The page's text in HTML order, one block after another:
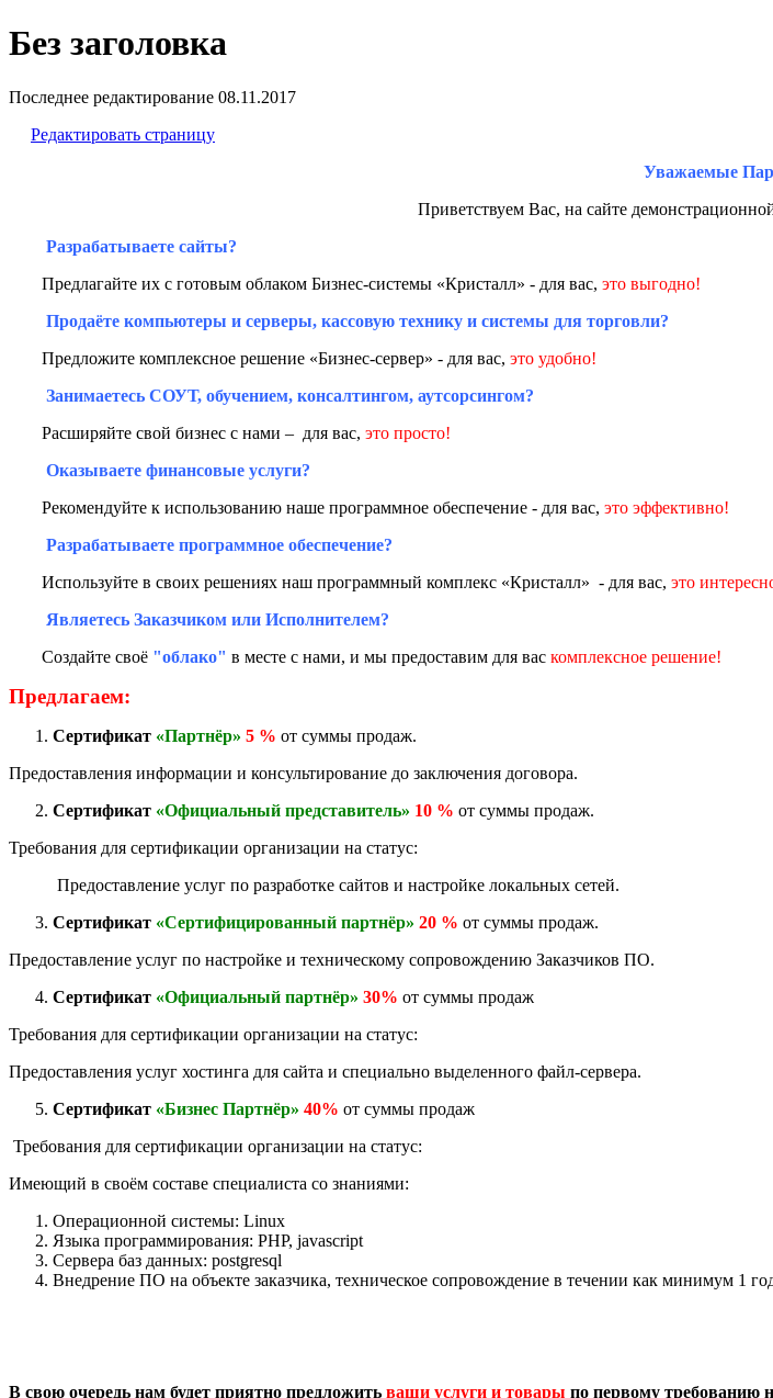
Без заголовка
Последнее редактирование 08.11.2017
Редактировать страницу
Уважаемые
Приветствуем Вас, на сайте
Разрабатываете сайты?
Предлагайте их с готовым облаком Бизнес-системы «Кристалл» - для вас, это выгодно!
Продаёте компьютеры и серверы, кассовую технику и системы для торговли?
Предложите комплексное решение «Бизнес-сервер» - для вас, это удобно!
Занимаетесь СОУТ, обучением, консалтингом, аутсорсингом?
Расширяйте свой бизнес с нами – для вас, это просто!
Оказываете финансовые услуги?
Рекомендуйте к использованию наше программное обеспечение - для вас, это эффективно!
Разрабатываете программное обеспечение?
Используйте в своих решениях наш программный комплекс «Кристалл» - для вас, это
Являетесь Заказчиком или Исполнителем?
Создайте своё "облако" в месте с нами, и мы предоставим для вас комплексное решение!
Предлагаем:
Сертификат «Партнёр» 5 % от суммы продаж.
Предоставления информации и консультирование до заключения договора.
Сертификат «Официальный представитель» 10 % от суммы продаж.
Требования для сертификации организации на статус:
Предоставление услуг по разработке сайтов и настройке локальных сетей.
Сертификат «Сертифицированный партнёр» 20 % от суммы продаж.
Предоставление услуг по настройке и техническому сопровождению Заказчиков ПО.
Сертификат «Официальный партнёр» 30% от суммы продаж
Требования для сертификации организации на статус:
Предоставления услуг хостинга для сайта и специально выделенного файл-сервера.
Сертификат «Бизнес Партнёр» 40% от суммы продаж
Требования для сертификации организации на статус:
Имеющий в своём составе специалиста со знаниями:
Операционной системы: Linux
Языка программирования: PHP, javascript
Сервера баз данных: postgresql
Внедрение ПО на объекте заказчика, техническое сопровождение в течении как минимум 1
В свою очередь нам будет приятно предложить ваши услуги и товары по первому требованию